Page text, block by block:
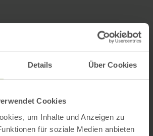
Details Über Cookies
Cookies
um Inhalte und Anzeigen zu
für soziale Medien anbieten